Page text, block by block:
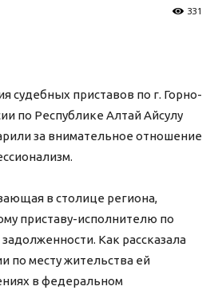
331
судебных приставов по г. Горно-
по Республике Алтай Айсулу
за внимательное отношение
в столице региона,
приставу-исполнителю по
Как рассказала
по месту жительства ей
в федеральном